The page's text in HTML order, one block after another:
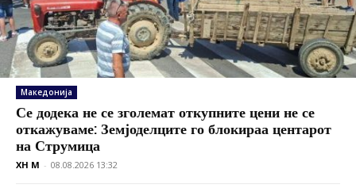
Македонија
Се додека не се зголемат откупните цени не се
откажуваме: Земјоделците го блокираа центарот
на Струмица
XH M - 08.08.2026 13:32